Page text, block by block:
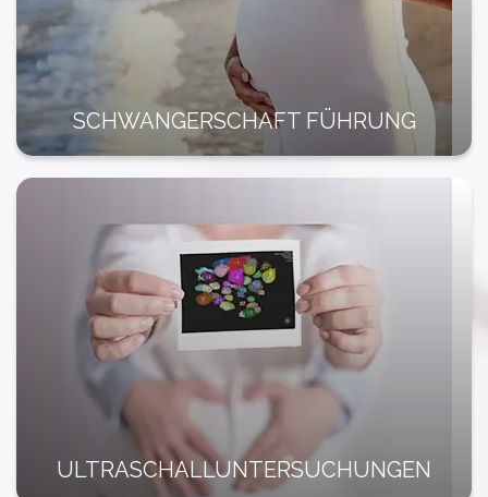
SCHWANGERSCHAFT FÜHRUNG
ULTRASCHALLUNTERSUCHUNGEN